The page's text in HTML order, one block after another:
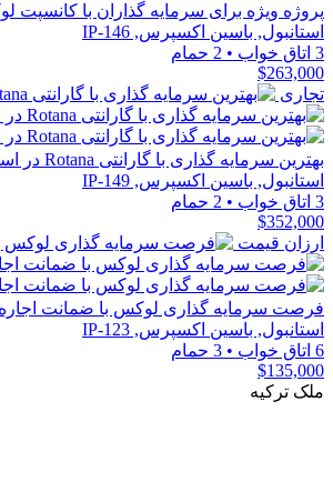
پروژه ویژه برای سرمایه گذاران با کانسپت
استانبول, باسین اکسپرس, IP-146
3 اتاق خواب
• 2 حمام
$263,000
تجاری
بهترین سرمایه گذاری با گارانتی Rotana در استانبول
استانبول, باسین اکسپرس, IP-149
3 اتاق خواب
• 2 حمام
$352,000
ارزان قیمت
فرصت سرمایه گذاری لوکس با ضمانت اجاره
استانبول, باسین اکسپرس, IP-123
6 اتاق خواب
• 3 حمام
$135,000
ملک ترکیه